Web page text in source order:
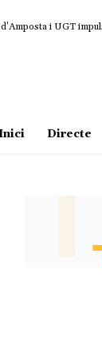
i UGT
Directe